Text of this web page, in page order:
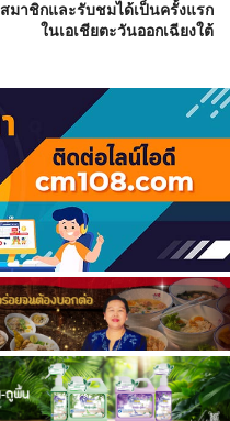
สมาชิกและรับชมได้เป็นครั้งแรก
ในเอเชียตะวันออกเฉียงใต้